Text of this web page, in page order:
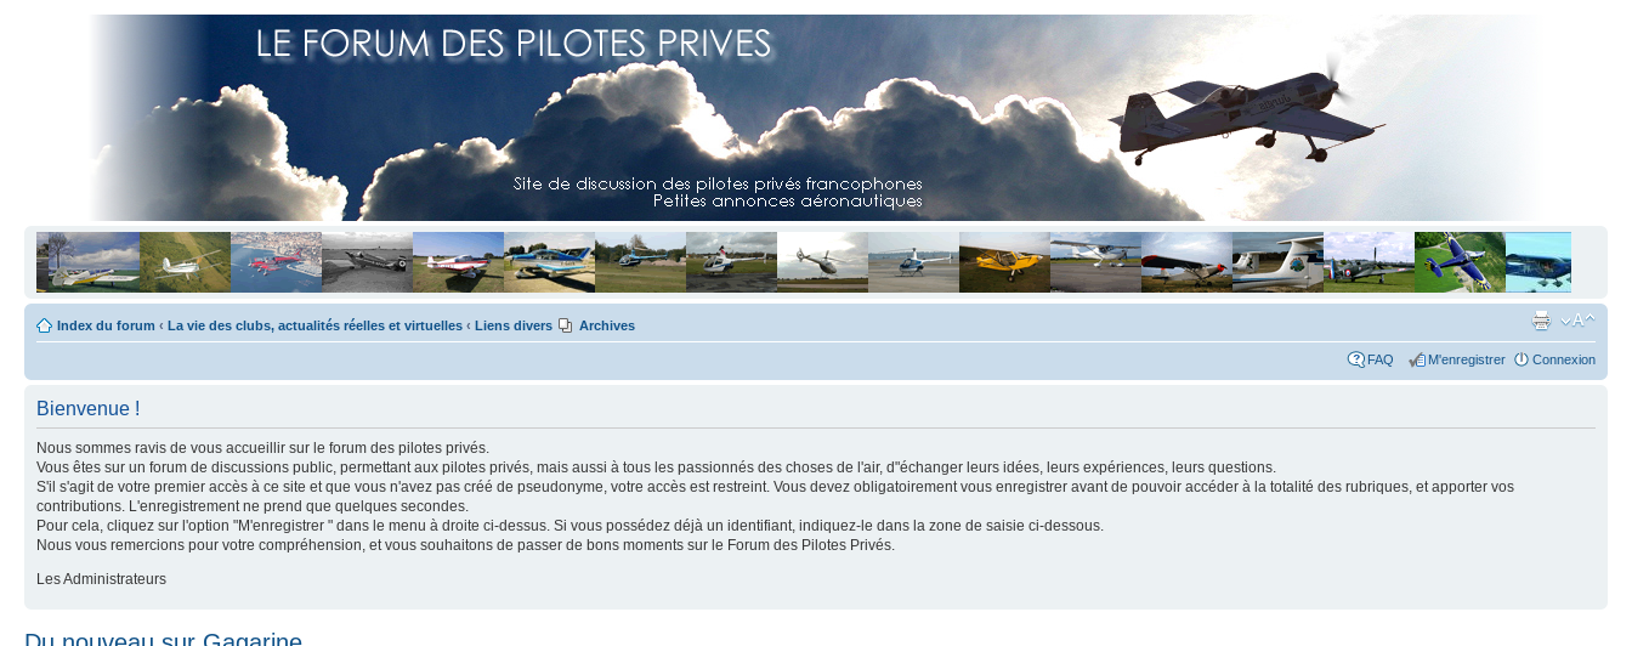
Index du forum ‹ La vie des clubs, actualités réelles et virtuelles ‹ Liens divers Archives
FAQ M'enregistrer Connexion
Bienvenue !
Nous sommes ravis de vous accueillir sur le forum des pilotes privés.
Vous êtes sur un forum de discussions public, permettant aux pilotes privés, mais aussi à tous les passionnés des choses de l'air, d"échanger leurs idées, leurs expériences, leurs questions.
S'il s'agit de votre premier accès à ce site et que vous n'avez pas créé de pseudonyme, votre accès est restreint. Vous devez obligatoirement vous enregistrer avant de pouvoir accéder à la totalité des rubriques, et apporter vos
contributions. L'enregistrement ne prend que quelques secondes.
Pour cela, cliquez sur l'option "M'enregistrer " dans le menu à droite ci-dessus. Si vous possédez déjà un identifiant, indiquez-le dans la zone de saisie ci-dessous.
Nous vous remercions pour votre compréhension, et vous souhaitons de passer de bons moments sur le Forum des Pilotes Privés.
Les Administrateurs